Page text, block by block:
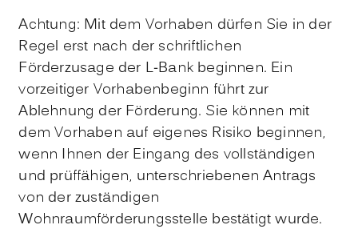
Achtung: Mit dem Vorhaben dürfen Sie in der
Regel erst nach der schriftlichen
Förderzusage der L-Bank beginnen. Ein
vorzeitiger Vorhabenbeginn führt zur
Ablehnung der Förderung. Sie können mit
dem Vorhaben auf eigenes Risiko beginnen,
wenn Ihnen der Eingang des vollständigen
und prüffähigen, unterschriebenen Antrags
von der zuständigen
Wohnraumförderungsstelle bestätigt wurde.